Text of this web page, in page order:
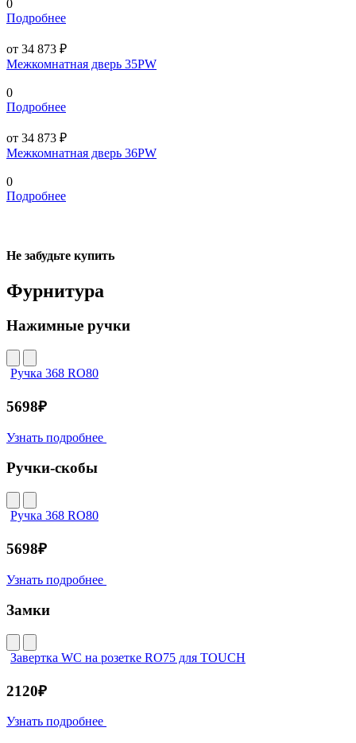
0
Подробнее
от 34 873 ₽
Межкомнатная дверь 35PW
0
Подробнее
от 34 873 ₽
Межкомнатная дверь 36PW
0
Подробнее
Не забудьте купить
Фурнитура
Нажимные ручки
Ручка 368 RO80
5698₽
Узнать подробнее
Ручки-скобы
Ручка 368 RO80
5698₽
Узнать подробнее
Замки
Завертка WC на розетке RO75 для TOUCH
2120₽
Узнать подробнее